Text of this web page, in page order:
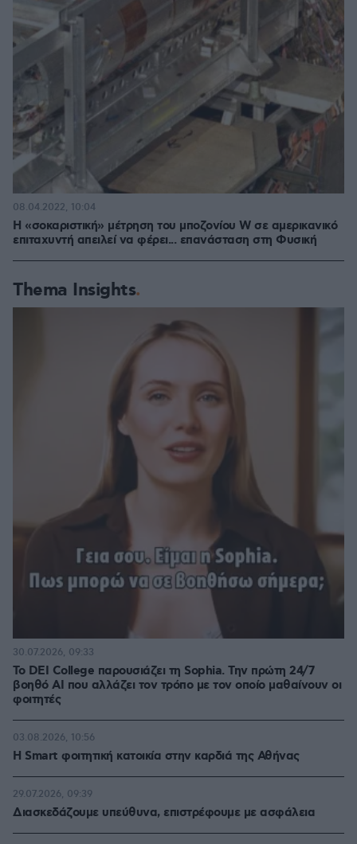
Η «σοκαριστική» μέτρηση του μποζονίου W σε αμερικανικό
επιταχυντή απειλεί να φέρει... επανάσταση στη Φυσική
08.04.2022, 10:04
Thema Insights
Το DEI College παρουσιάζει τη Sophia. Την πρώτη 24/7
βοηθό AI που αλλάζει τον τρόπο με τον οποίο μαθαίνουν οι
φοιτητές
30.07.2026, 09:33
Η Smart φοιτητική κατοικία στην καρδιά της Αθήνας
03.08.2026, 10:56
Διασκεδάζουμε υπεύθυνα, επιστρέφουμε με ασφάλεια
29.07.2026, 09:39